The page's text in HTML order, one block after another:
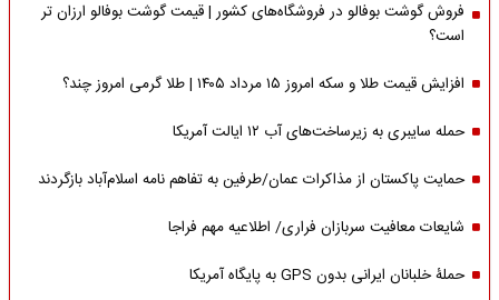
فروش گوشت بوفالو در فروشگاه‌های کشور | قیمت گوشت بوفالو ارزان تر
است؟
افزایش قیمت طلا و سکه امروز ۱۵ مرداد ۱۴۰۵ | طلا گرمی امروز چند؟
حمله سایبری به زیرساخت‌های آب ۱۲ ایالت آمریکا
حمایت پاکستان از مذاکرات عمان/طرفین به تفاهم نامه اسلام‌آباد بازگردند
شایعات معافیت سربازان فراری/ اطلاعیه مهم فراجا
حملۀ خلبانان ایرانی بدون GPS به پایگاه آمریکا